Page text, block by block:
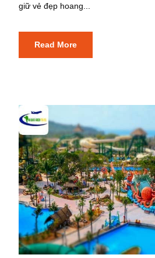
giữ vẻ đẹp hoang...
Read More